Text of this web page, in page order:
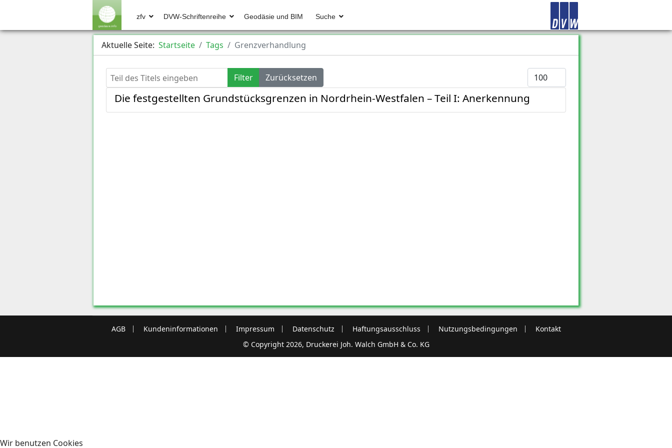
zfv DVW-Schriftenreihe Geodäsie und BIM Suche
Aktuelle Seite: Startseite Tags Grenzverhandlung
Teil des Titels eingeben Filter Zurücksetzen Anzeige #
Die festgestellten Grundstücksgrenzen in Nordrhein-Westfalen – Teil I: Anerkennung
AGB Kundeninformationen Impressum Datenschutz Haftungsausschluss Nutzungsbedingungen
Kontakt
© Copyright 2026, Druckerei Joh. Walch GmbH & Co. KG
Wir benutzen Cookies